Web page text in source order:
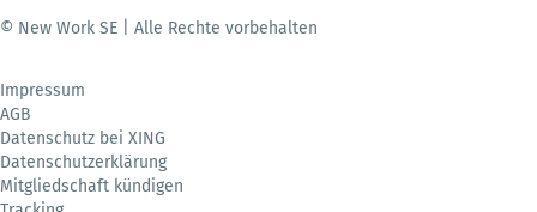
© New Work SE | Alle Rechte vorbehalten
Impressum
AGB
Datenschutz bei XING
Datenschutzerklärung
Mitgliedschaft kündigen